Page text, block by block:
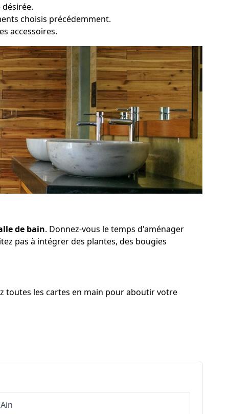
choisis précédemment.
accessoires.
de bain. Donnez-vous le temps d'aménager
pas à intégrer des plantes, des bougies
toutes les cartes en main pour aboutir votre
Ain